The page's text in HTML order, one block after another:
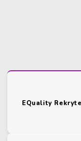
EQuality